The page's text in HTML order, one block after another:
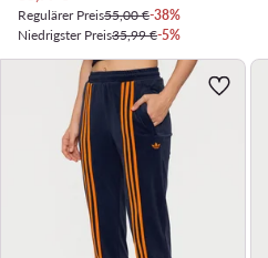
Regulärer Preis55,00 €-38%
Niedrigster Preis35,99 €-5%